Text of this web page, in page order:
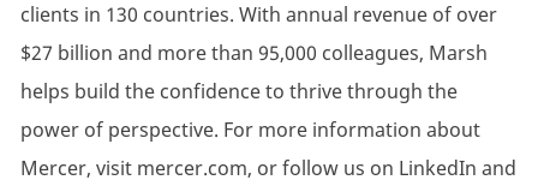
clients in 130 countries. With annual revenue of over
$27 billion and more than 95,000 colleagues, Marsh
helps build the confidence to thrive through the
power of perspective. For more information about
Mercer, visit mercer.com, or follow us on LinkedIn and